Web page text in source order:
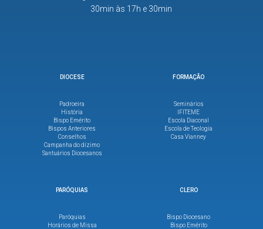
30min às 17h e 30min
DIOCESE
Padroeira
História
Bispo Emérito
Bispos Anteriores
Conselhos
Campanha do dízimo
Santuários Diocesanos
FORMAÇÃO
Seminários
IFITEME
Escola Diaconal
Escola de Teologia
Casa Vianney
PARÓQUIAS
Paróquias
Horários de Missa
CLERO
Bispo Diocesano
Bispo Emérito